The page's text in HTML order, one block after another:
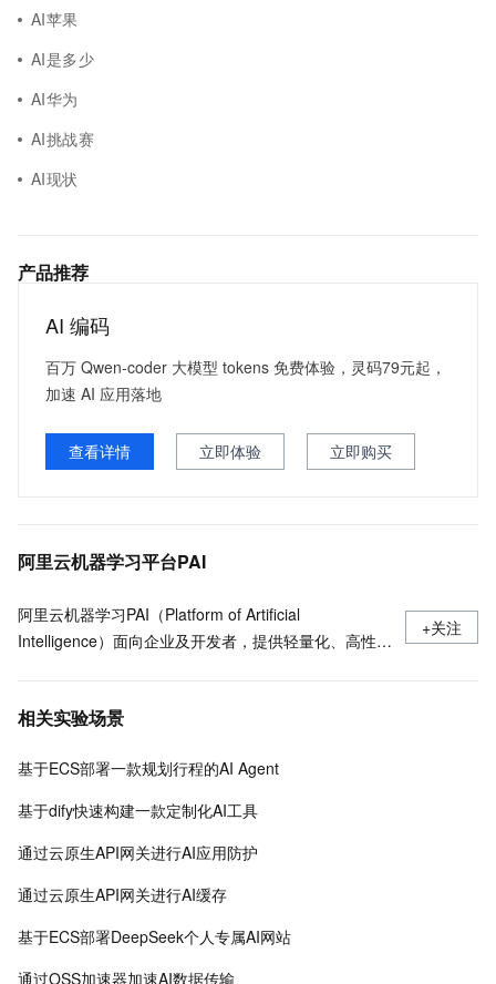
AI苹果
AI是多少
AI华为
AI挑战赛
AI现状
产品推荐
AI 编码
百万 Qwen-coder 大模型 tokens 免费体验，灵码79元起，
加速 AI 应用落地
查看详情 立即体验 立即购买
阿里云机器学习平台PAI
阿里云机器学习PAI（Platform of Artificial
Intelligence）面向企业及开发者，提供轻量化、高性价
DSW云原生交互式建模平台、PAI-DLC云原生AI基础平
征、万亿样本规模加速训练，百余落地场景，全面提升
工程效率。
+关注
相关实验场景
基于ECS部署一款规划行程的AI Agent
基于dify快速构建一款定制化AI工具
通过云原生API网关进行AI应用防护
通过云原生API网关进行AI缓存
基于ECS部署DeepSeek个人专属AI网站
通过OSS加速器加速AI数据传输